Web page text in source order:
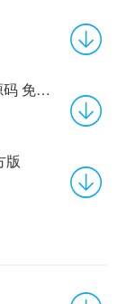
试客源码 试客系统 试用网站源码 免费试用程序3.3
版